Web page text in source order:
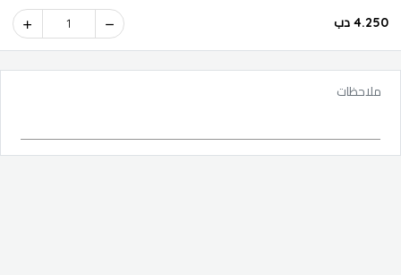
4.250 دب 1
ملاحظات